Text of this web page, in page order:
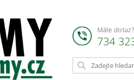
Máte
734